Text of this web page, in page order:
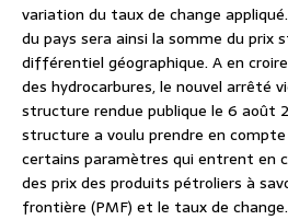
variation du taux de change
du pays sera ainsi la somme du prix
différentiel géographique. A en
des hydrocarbures, le nouvel arrêté
structure rendue publique le 6 août
structure a voulu prendre en
certains paramètres qui entrent en
des prix des produits pétroliers à
frontière (PMF) et le taux de change.